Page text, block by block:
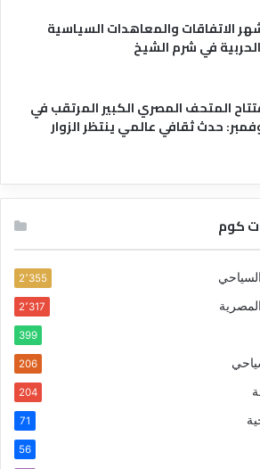
الاتفاقات والمعاهدات السياسية
في شرم الشيخ
المتحف المصري الكبير المرتقب في
حدث ثقافي عالمي ينتظر الزوار
كوم
2٬355
2٬317
399
206
204
71
56